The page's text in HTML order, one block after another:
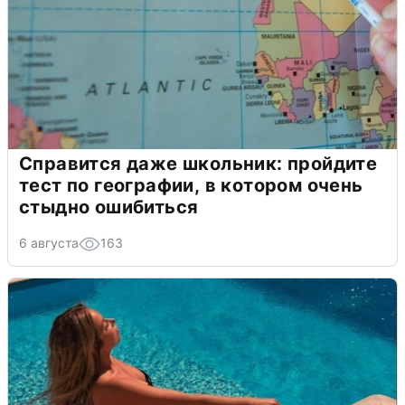
Справится даже школьник: пройдите
тест по географии, в котором очень
стыдно ошибиться
6 августа 163